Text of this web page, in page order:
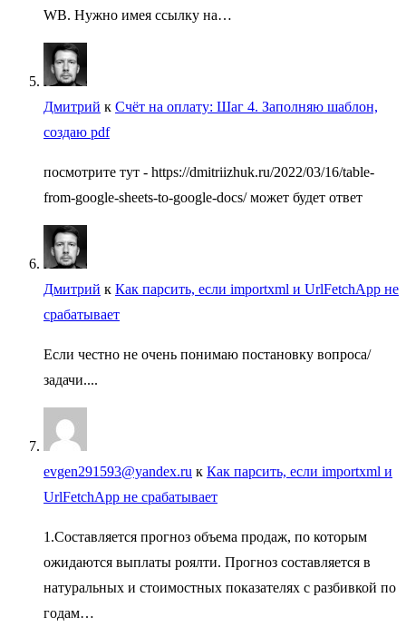
WB. Нужно имея ссылку на…
Дмитрий к Счёт на оплату: Шаг 4. Заполняю шаблон,
создаю pdf
посмотрите тут - https://dmitriizhuk.ru/2022/03/16/table-
from-google-sheets-to-google-docs/ может будет ответ
Дмитрий к Как парсить, если importxml и UrlFetchApp не
срабатывает
Если честно не очень понимаю постановку вопроса/
задачи....
evgen291593@yandex.ru к Как парсить, если importxml и
UrlFetchApp не срабатывает
1.Составляется прогноз объема продаж, по которым
ожидаются выплаты роялти. Прогноз составляется в
натуральных и стоимостных показателях с разбивкой по
годам…